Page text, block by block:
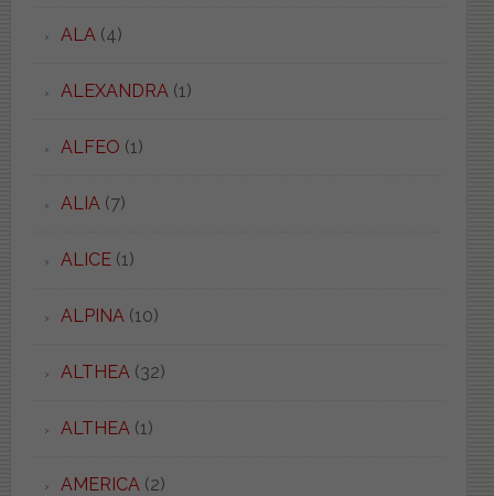
ALA(4)
ALEXANDRA(1)
ALFEO (1)
ALIA(7)
ALICE(1)
ALPINA(10)
ALTHEA(32)
ALTHEA(1)
AMERICA(2)